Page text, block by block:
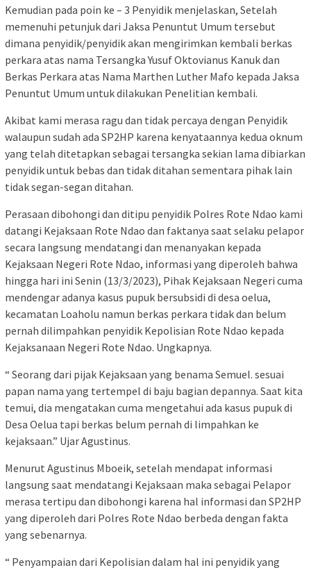
Kemudian pada poin ke – 3 Penyidik menjelaskan, Setelah
memenuhi petunjuk dari Jaksa Penuntut Umum tersebut
dimana penyidik/penyidik akan mengirimkan kembali berkas
perkara atas nama Tersangka Yusuf Oktovianus Kanuk dan
Berkas Perkara atas Nama Marthen Luther Mafo kepada Jaksa
Penuntut Umum untuk dilakukan Penelitian kembali.
Akibat kami merasa ragu dan tidak percaya dengan Penyidik
walaupun sudah ada SP2HP karena kenyataannya kedua oknum
yang telah ditetapkan sebagai tersangka sekian lama dibiarkan
penyidik untuk bebas dan tidak ditahan sementara pihak lain
tidak segan-segan ditahan.
Perasaan dibohongi dan ditipu penyidik Polres Rote Ndao kami
datangi Kejaksaan Rote Ndao dan faktanya saat selaku pelapor
secara langsung mendatangi dan menanyakan kepada
Kejaksaan Negeri Rote Ndao, informasi yang diperoleh bahwa
hingga hari ini Senin (13/3/2023), Pihak Kejaksaan Negeri cuma
mendengar adanya kasus pupuk bersubsidi di desa oelua,
kecamatan Loaholu namun berkas perkara tidak dan belum
pernah dilimpahkan penyidik Kepolisian Rote Ndao kepada
Kejaksanaan Negeri Rote Ndao. Ungkapnya.
“ Seorang dari pijak Kejaksaan yang benama Semuel. sesuai
papan nama yang tertempel di baju bagian depannya. Saat kita
temui, dia mengatakan cuma mengetahui ada kasus pupuk di
Desa Oelua tapi berkas belum pernah di limpahkan ke
kejaksaan.” Ujar Agustinus.
Menurut Agustinus Mboeik, setelah mendapat informasi
langsung saat mendatangi Kejaksaan maka sebagai Pelapor
merasa tertipu dan dibohongi karena hal informasi dan SP2HP
yang diperoleh dari Polres Rote Ndao berbeda dengan fakta
yang sebenarnya.
“ Penyampaian dari Kepolisian dalam hal ini penyidik yang